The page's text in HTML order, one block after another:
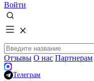
Войти
Отзывы О нас Партнерам
Телеграм